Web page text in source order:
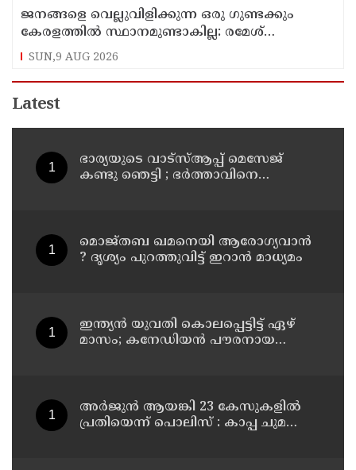
ജനങ്ങളെ വെല്ലുവിളിക്കുന്ന ഒരു ഗുണ്ടക്കും
കേരളത്തില്‍ സ്ഥാനമുണ്ടാകില്ല: രമേശ്
ചെന്നിത്തല
SUN,9 AUG 2026
Latest
ഭാര്യയുടെ വാട്സ്ആപ്പ് മെസേജ്
കണ്ടു ഞെട്ടി ; ഭര്‍ത്താവിനെ
യുവതിയും സുഹൃത്തും ഒളിവില്‍
മൊജ്തബ ഖമനെയി ആരോഗ്യവാന്‍
? ദൃശ്യം പുറത്തുവിട്ട് ഇറാന്‍ മാധ്യമം
ഇന്ത്യന്‍ യുവതി കൊലപ്പെട്ടിട്ട് ഏഴ്
മാസം; കനേഡിയന്‍ പൗരനായ
അര്‍ജുന്‍ ആയങ്കി 23 കേസുകളില്‍
പ്രതിയെന്ന് പൊലിസ് : കാപ്പ ചുമത്തി